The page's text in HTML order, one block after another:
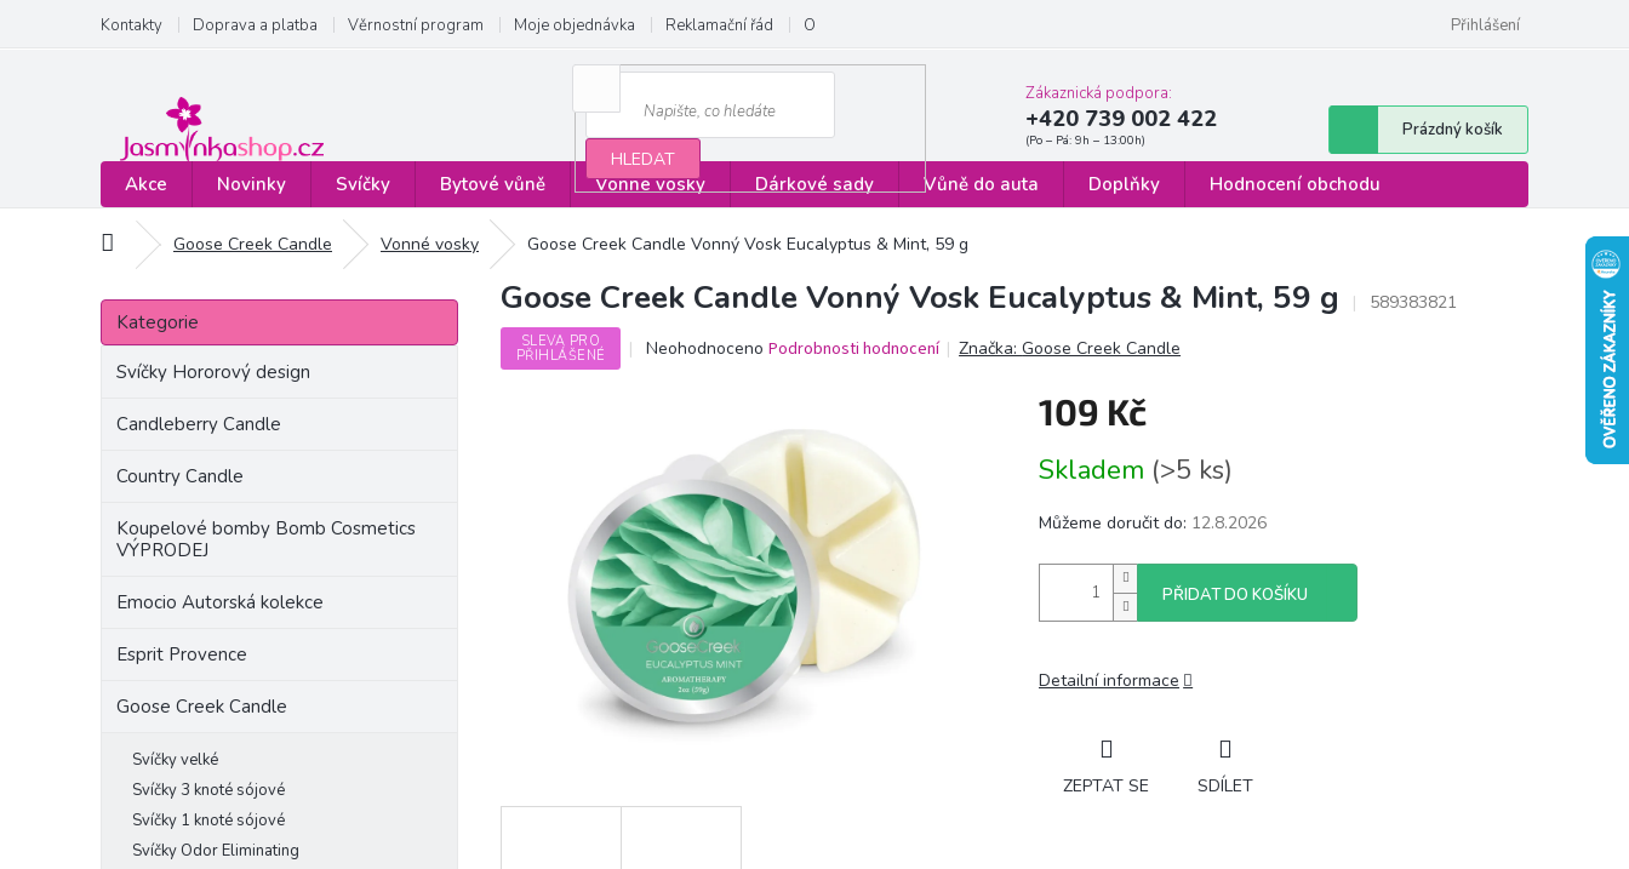
obsah
Kontakty Doprava a platba Věrnostní program Moje objednávka Reklamační řád Obchodní podmínky Formulář pro odstoupení od smlouvy
Přihlášení
HLEDAT
Zákaznická podpora:
+420 739 002 422
Nákupní
košík
Prázdný košík
Akce Novinky Svíčky Bytové vůně Vonné vosky Dárkové sady Vůně do auta Doplňky Hodnocení obchodu
Domů Goose Creek Candle Vonné vosky Goose Creek Candle Vonný Vosk Eucalyptus & Mint, 59 g
P
s
Přeskočit
kategorie
Kategorie
Svíčky Hororový design
Candleberry Candle
Country Candle
Koupelové bomby Bomb Cosmetics
VÝPRODEJ
Emocio Autorská kolekce
Esprit Provence
Goose Creek Candle
Svíčky velké
Svíčky 3 knoté sójové
Svíčky 1 knoté sójové
Svíčky Odor Eliminating
Goose Creek Candle Vonný Vosk Eucalyptus & Mint, 59 g 589383821
SLEVA PRO
PŘIHLÁŠENÉ
Průměrné
5
hvězdiček.
Neohodnoceno Podrobnosti hodnocení Značka:Goose Creek Candle
109 Kč
cena:
Skladem (>5 ks)
Můžeme doručit do: 12.8.2026
PŘIDAT DO KOŠÍKU
Detailní informace
ZEPTAT SE SDÍLET